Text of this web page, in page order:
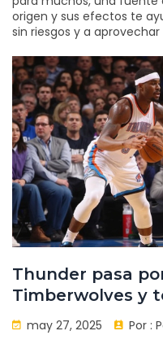
origen y sus efectos te
sin riesgos y a
Thunder pasa
Timberwolves y
final del Oeste
may 27, 2025 Por :